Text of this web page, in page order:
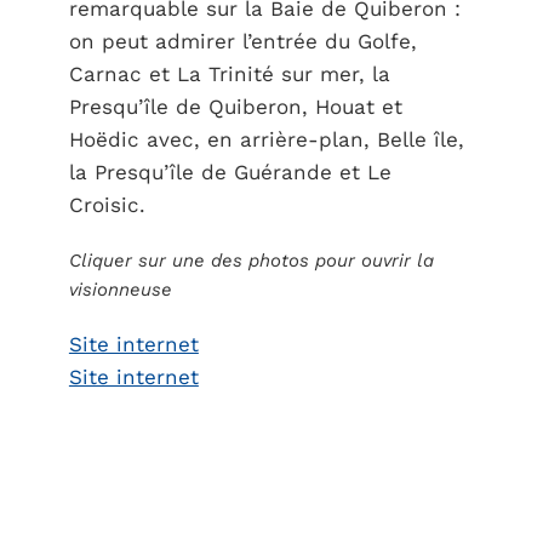
remarquable sur la Baie de Quiberon :
on peut admirer l’entrée du Golfe,
Carnac et La Trinité sur mer, la
Presqu’île de Quiberon, Houat et
Hoëdic avec, en arrière-plan, Belle île,
la Presqu’île de Guérande et Le
Croisic.
Cliquer sur une des photos pour ouvrir la
visionneuse
Site internet
Site internet